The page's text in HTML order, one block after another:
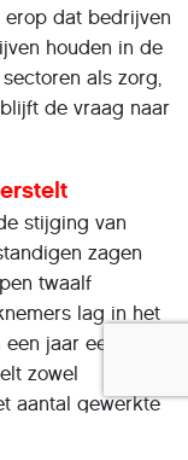
erop dat bedrijven
houden in de
als zorg,
de vraag naar
stijging van
zagen
twaalf
lag in het
jaar eerder.
zowel
aantal gewerkte